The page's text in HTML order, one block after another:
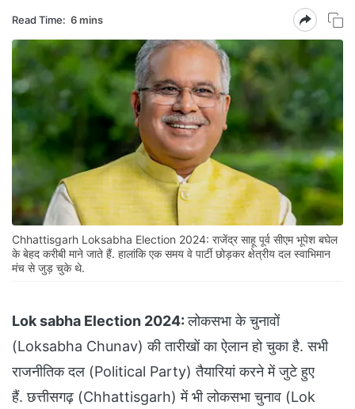
Read Time: 6 mins
Chhattisgarh Loksabha Election 2024: राजेंद्र साहू पूर्व सीएम भूपेश बघेल
के बेहद करीबी माने जाते हैं. हालांकि एक समय वे पार्टी छोड़कर क्षेत्रीय दल स्वाभ‍िमान
मंच से जुड़ चुके थे.
Lok sabha Election 2024:लोकसभा के चुनावों
(Loksabha Chunav) की तारीखों का ऐलान हो चुका है. सभी
राजनीतिक दल (Political Party) तैयारियां करने में जुटे हुए
हैं. छत्तीसगढ़ (Chhattisgarh) में भी लोकसभा चुनाव (Lok